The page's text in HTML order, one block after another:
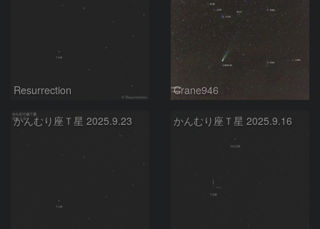
Resurrection Crane946
かんむり座Ｔ星 2025.9.23 かんむり座Ｔ星 2025.9.16